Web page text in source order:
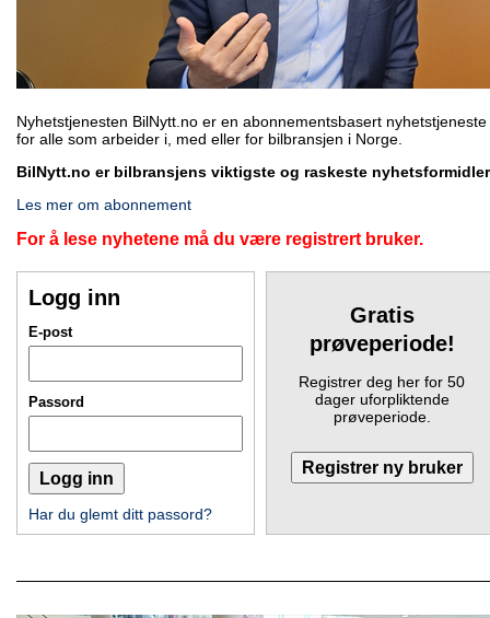
Nyhetstjenesten BilNytt.no er en abonnementsbasert nyhetstjeneste
for alle som arbeider i, med eller for bilbransjen i Norge.
BilNytt.no er bilbransjens viktigste og raskeste
Les mer om abonnement
For å lese nyhetene må du være registrert bruker.
Logg inn
E-post
Passord
Har du glemt ditt passord?
Gratis
prøveperiode!
Registrer deg her for 50
dager uforpliktende
prøveperiode.